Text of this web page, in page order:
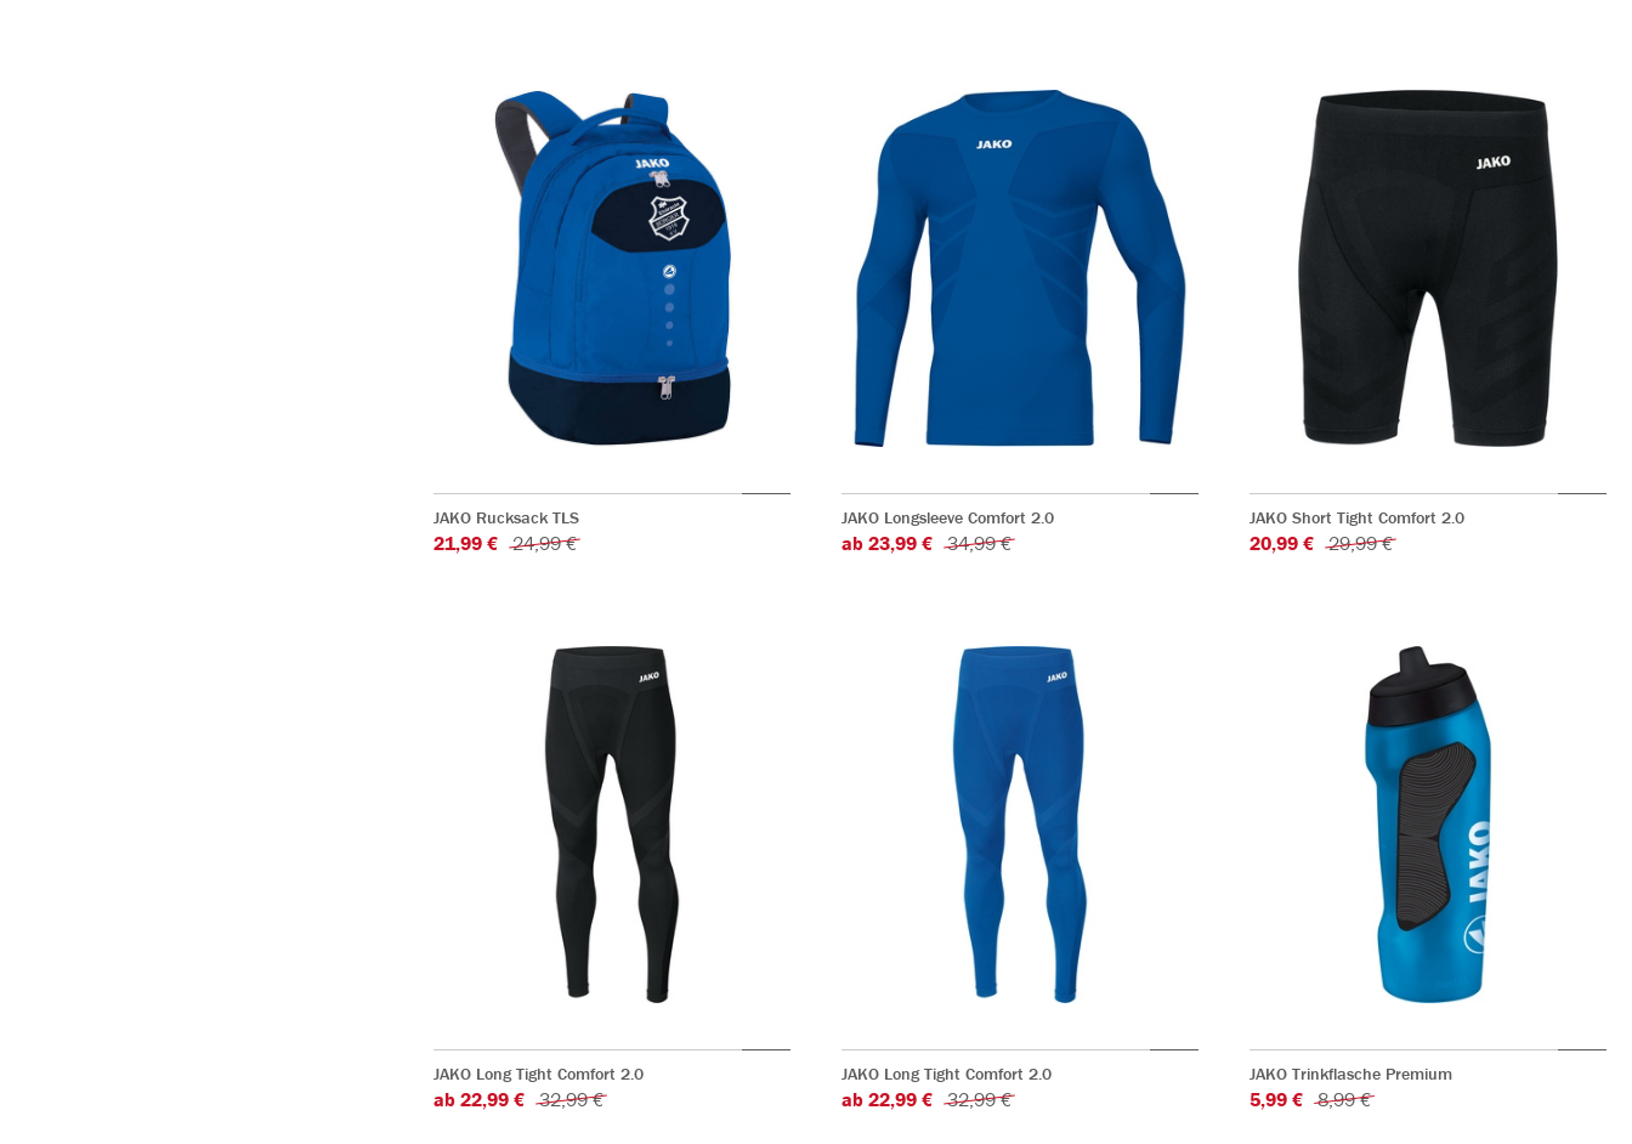
JAKO Rucksack TLS
21,99 € 24,99 €
JAKO Longsleeve Comfort 2.0
ab 23,99 € 34,99 €
JAKO Short Tight Comfort 2.0
20,99 € 29,99 €
JAKO Long Tight Comfort 2.0
ab 22,99 € 32,99 €
JAKO Long Tight Comfort 2.0
ab 22,99 € 32,99 €
JAKO Trinkflasche Premium
5,99 € 8,99 €